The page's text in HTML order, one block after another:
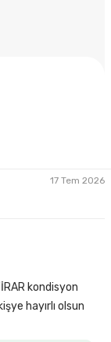
17 Tem 2026
kondisyon
hayırlı olsun